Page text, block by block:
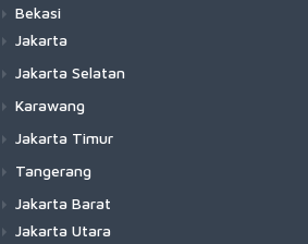
Bekasi
Jakarta
Jakarta Selatan
Karawang
Jakarta Timur
Tangerang
Jakarta Barat
Jakarta Utara